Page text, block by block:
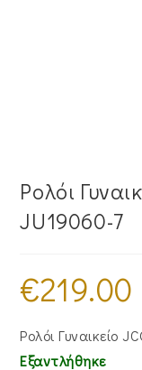
Ρολόι
JU19060-7
€219.00
Ρολόι Γυναικείο
Εξαντλήθηκε